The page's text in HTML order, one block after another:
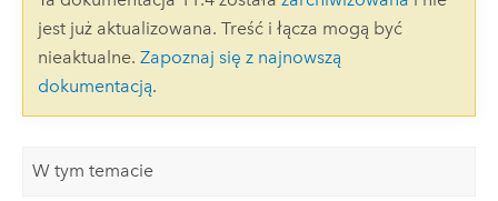
jest już aktualizowana. Treść i łącza mogą być
nieaktualne. Zapoznaj się z najnowszą
dokumentacją.
W tym temacie